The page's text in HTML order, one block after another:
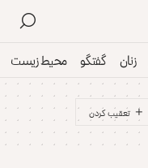
زنان گفتگو محیط زیست